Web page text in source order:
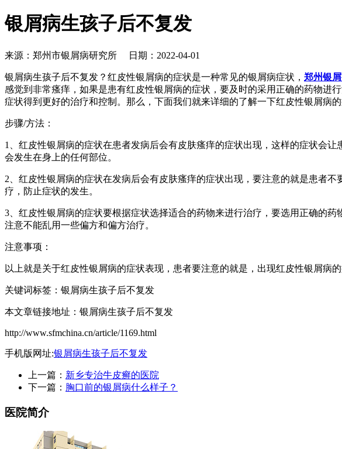
银屑病生孩子后不复发
来源：郑州市银屑病研究所 日期：2022-04-01
银屑病生孩子后不复发？红皮性银屑病的症状是一种常见的银屑病症状， 郑州银
感觉到非常瘙痒，如果是患有红皮性银屑病的症状，要及时的采用正确的药物进
症状得到更好的治疗和控制。那么，下面我们就来详细的了解一下红皮性银屑病的
步骤/方法：
1、红皮性银屑病的症状在患者发病后会有皮肤瘙痒的症状出现，这样的症状会
会发生在身上的任何部位。
2、红皮性银屑病的症状在发病后会有皮肤瘙痒的症状出现，要注意的就是患者
疗，防止症状的发生。
3、红皮性银屑病的症状要根据症状选择适合的药物来进行治疗，要选用正确的
注意不能乱用一些偏方和偏方治疗。
注意事项：
以上就是关于红皮性银屑病的症状表现，患者要注意的就是，出现红皮性银屑病
关键词标签：银屑病生孩子后不复发
本文章链接地址：银屑病生孩子后不复发
http://www.sfmchina.cn/article/1169.html
手机版网址:银屑病生孩子后不复发
上一篇： 新乡专治牛皮癣的医院
下一篇： 胸口前的银屑病什么样子？
医院简介